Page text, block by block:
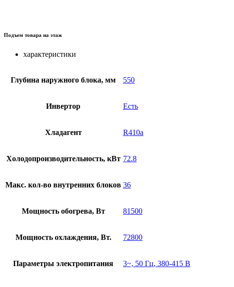
Подъем товара на этаж
характеристики
Глубина наружного блока, мм 550
Инвертор Есть
Хладагент R410a
Холодопроизводительность, кВт 72.8
Макс. кол-во внутренних блоков 36
Мощность обогрева, Вт 81500
Мощность охлаждения, Вт. 72800
Параметры электропитания 3~, 50 Гц, 380-415 В